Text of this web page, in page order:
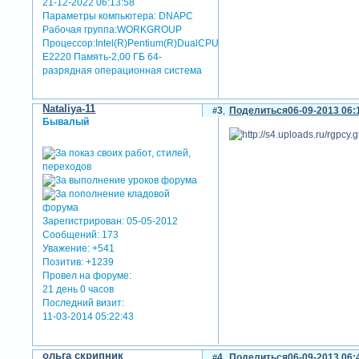
21-12-2022 06:13:58
Параметры компьютера: DNAPC
Рабочая группа:WORKGROUP
Процессор:Intel(R)Pentium(R)DualCPU
E2220 Память-2,00 ГБ 64-
разрядная операционная система
Поделиться
3 06-09-2013
Nataliya-11
Бывалый
Зарегистрирован: 05-05-2012
Сообщений: 173
Уважение: +541
Позитив: +1239
Провел на форуме:
21 день 0 часов
Последний визит:
11-03-2014 05:22:43
ольга скрипник